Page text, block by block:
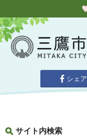
シェア
サイト内検索